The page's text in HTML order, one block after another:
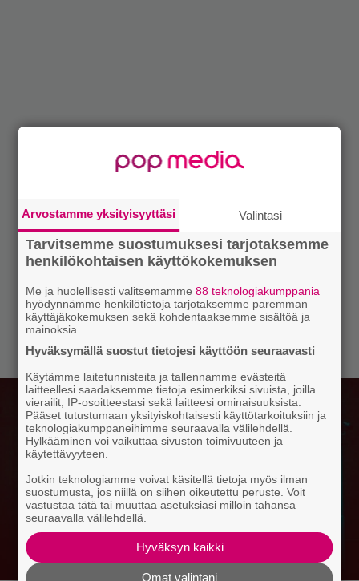
Arvostamme yksityisyyttäsi Valintasi
Tarvitsemme suostumuksesi tarjotaksemme
henkilökohtaisen käyttökokemuksen
Me ja huolellisesti valitsemamme88 teknologiakumppania
hyödynnämme henkilötietoja tarjotaksemme paremman
käyttäjäkokemuksen sekä kohdentaaksemme sisältöä ja
mainoksia.
Hyväksymällä suostut tietojesi käyttöön seuraavasti
Käytämme laitetunnisteita ja tallennamme evästeitä
laitteellesi saadaksemme tietoja esimerkiksi sivuista, joilla
vierailit, IP-osoitteestasi sekä laitteesi ominaisuuksista.
Pääset tutustumaan yksityiskohtaisesti käyttötarkoituksiin ja
teknologiakumppaneihimme seuraavalla välilehdellä.
Hylkääminen voi vaikuttaa sivuston toimivuuteen ja
käytettävyyteen.
Jotkin teknologiamme voivat käsitellä tietoja myös ilman
suostumusta, jos niillä on siihen oikeutettu peruste. Voit
vastustaa tätä tai muuttaa asetuksiasi milloin tahansa
seuraavalla välilehdellä.
Hyväksyn kaikki
Omat valintani